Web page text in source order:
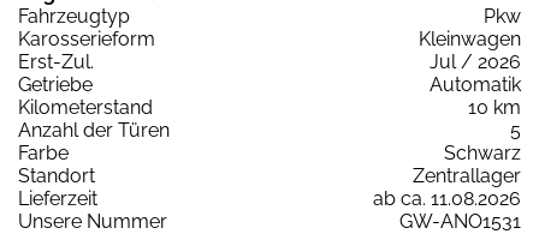
Fahrzeugtyp
Pkw
Karosserieform
Kleinwagen
Erst-Zul.
Jul / 2026
Getriebe
Automatik
Kilometerstand
10 km
Anzahl der Türen
5
Farbe
Schwarz
Standort
Zentrallager
Lieferzeit
ab ca. 11.08.2026
Unsere Nummer
GW-ANO1531